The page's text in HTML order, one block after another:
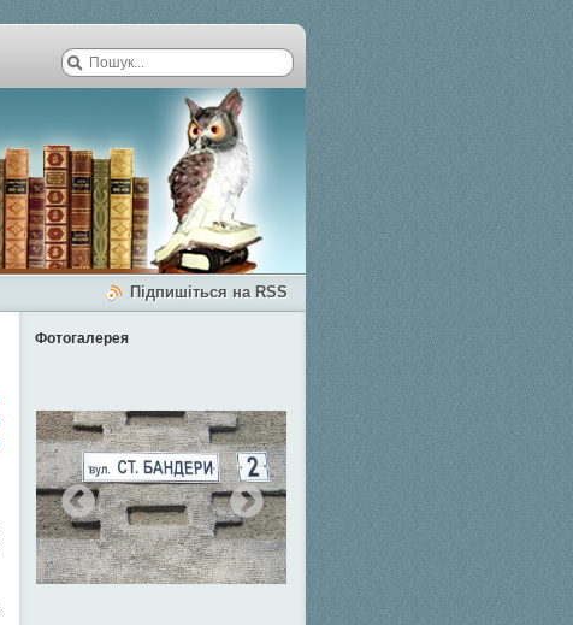
Підпишіться на RSS
Фотогалерея